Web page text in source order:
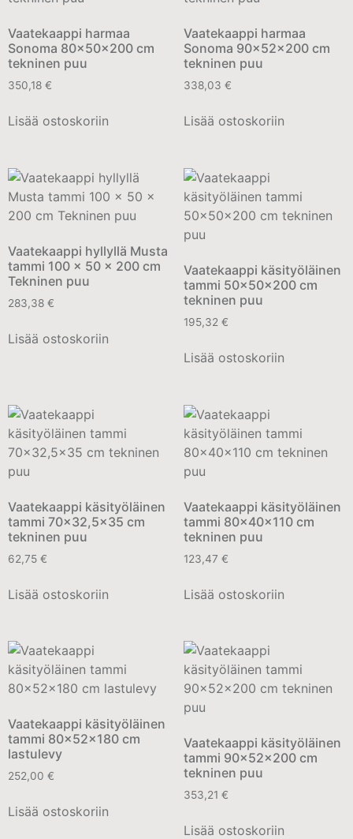
Vaatekaappi harmaa
Sonoma 80x50x200 cm
tekninen puu
350,18 €
Lisää ostoskoriin
Vaatekaappi harmaa
Sonoma 90x52x200 cm
tekninen puu
338,03 €
Lisää ostoskoriin
Vaatekaappi hyllyllä Musta
tammi 100 x 50 x 200 cm
Tekninen puu
283,38 €
Lisää ostoskoriin
Vaatekaappi käsityöläinen
tammi 50x50x200 cm
tekninen puu
195,32 €
Lisää ostoskoriin
Vaatekaappi käsityöläinen
tammi 70×32,5×35 cm
tekninen puu
62,75 €
Lisää ostoskoriin
Vaatekaappi käsityöläinen
tammi 80x40x110 cm
tekninen puu
123,47 €
Lisää ostoskoriin
Vaatekaappi käsityöläinen
tammi 80x52x180 cm
lastulevy
252,00 €
Lisää ostoskoriin
Vaatekaappi käsityöläinen
tammi 90x52x200 cm
tekninen puu
353,21 €
Lisää ostoskoriin